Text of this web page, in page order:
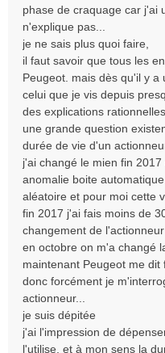
phase de craquage car j'ai
n'explique pas...
je ne sais plus quoi faire,
il faut savoir que tous les
Peugeot. mais dès qu'il y a
celui que je vis depuis
des explications rationnelles.
une grande question
durée de vie d'un
j'ai changé le mien fin
anomalie boite
aléatoire et pour moi cette
fin 2017 j'ai fais moins de
changement de
en octobre on m'a changé
maintenant Peugeot me
donc forcément je
actionneur...
je suis dépitée
j'ai l'impression de
l'utilise, et à mon sens la